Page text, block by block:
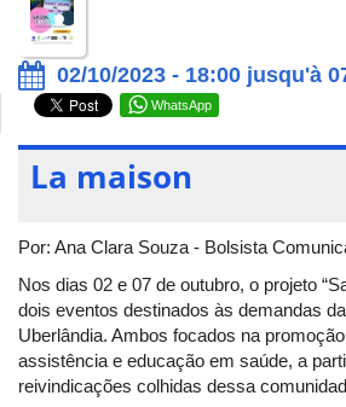
02/10/2023 - 18:00 jusqu'à
WhatsApp
La maison
Por: Ana Clara Souza - Bolsista
Nos dias 02 e 07 de outubro, o projeto
dois eventos destinados às demandas
Uberlândia. Ambos focados na
assistência e educação em saúde, a
reivindicações colhidas dessa